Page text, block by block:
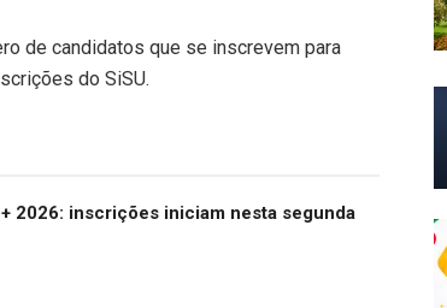
de candidatos que se inscrevem para
do SiSU.
2026: inscrições iniciam nesta segunda